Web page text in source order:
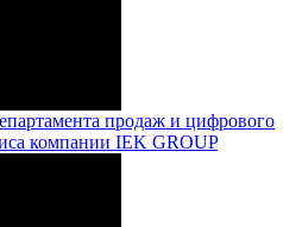
продаж и цифрового
компании IEK GROUP